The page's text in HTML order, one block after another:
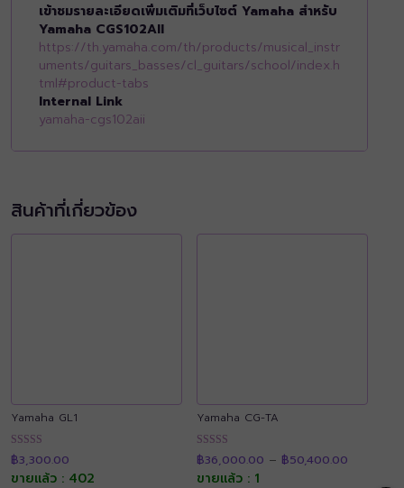
เข้าชมรายละเอียดเพิ่มเติมที่เว็บไซต์ Yamaha สำหรับ
Yamaha CGS102AII
https://th.yamaha.com/th/products/musical_instr
uments/guitars_basses/cl_guitars/school/index.h
tml#product-tabs
Internal Link
yamaha-cgs102aii
สินค้าที่เกี่ยวข้อง
Yamaha GL1
ให้คะแนน
4.89
ตั้งแต่ 1-5
฿3,300.00
ขายแล้ว : 402
Yamaha CG-TA
ให้คะแนน
4.90
ตั้งแต่ 1-5
฿36,000.00 – ฿50,400.00range:
through
ขายแล้ว : 1